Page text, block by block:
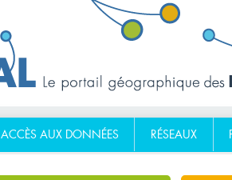
ACCÈS AUX DONNÉES RÉSEAUX